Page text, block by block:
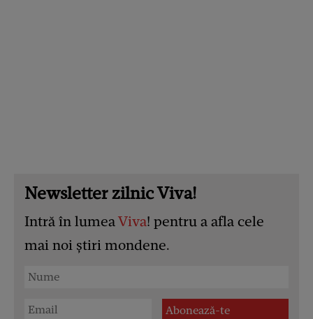
Newsletter zilnic Viva!
Intră în lumeaViva! pentru a afla cele
mai noi știri mondene.